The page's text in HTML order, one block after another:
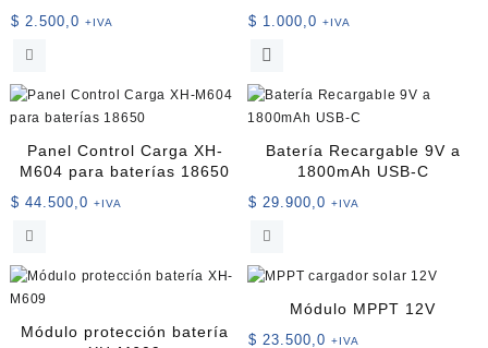
se
pueden
en
la
página
$ 2.500,0 +IVA $ 1.000,0 +IVA
Este
tiene
múltiples
se
pueden
en
Panel Control Carga XH-
M604 para baterías 18650
$ 44.500,0 +IVA
Batería Recargable 9V a
1800mAh USB-C
$ 29.900,0 +IVA
Módulo protección batería
Módulo MPPT 12V
$ 23.500,0 +IVA